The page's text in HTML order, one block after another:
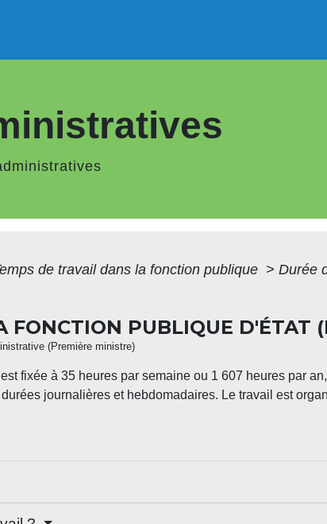
de travail dans la fonction publique > Durée
FONCTION PUBLIQUE D'ÉTAT
(Première ministre)
fixée à 35 heures par semaine ou 1 607 heures par
journalières et hebdomadaires. Le travail est